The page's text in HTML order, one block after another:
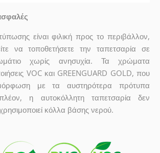
είναι φιλική προς το περιβάλλον,
να τοποθετήσετε την ταπετσαρία σε
χωρίς ανησυχία. Τα χρώματα
VOC και GREENGUARD GOLD, που
με τα αυστηρότερα πρότυπα
η αυτοκόλλητη ταπετσαρία δεν
κόλλα βάσης νερού.